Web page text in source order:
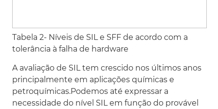
Tabela 2- Níveis de SIL e SFF de acordo com a
tolerância à falha de hardware
A avaliação de SIL tem crescido nos últimos anos
principalmente em aplicações químicas e
petroquímicas.Podemos até expressar a
necessidade do nível SIL em função do provável